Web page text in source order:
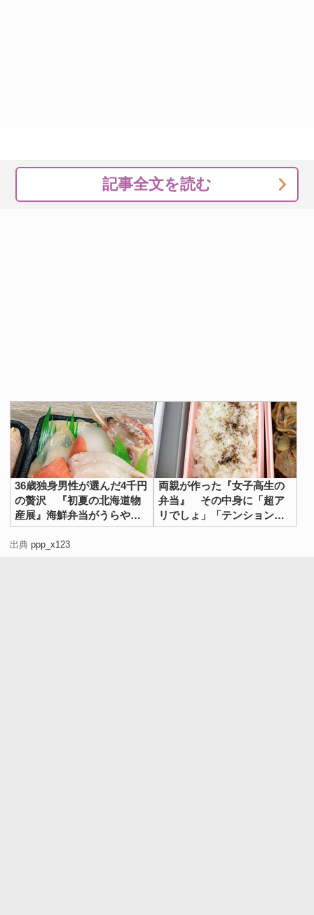
記事全文を読む
36歳独身男性が選んだ4千円
の贅沢 『初夏の北海道物
産展』海鮮弁当がうらやま
しすぎる
両親が作った『女子高生の
弁当』 その中身に「超ア
リでしょ」「テンション上
がるやつ」
出典 ppp_x123